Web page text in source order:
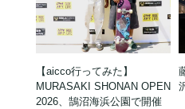
【aicco行ってみた】
MURASAKI SHONAN OPEN
2026、鵠沼海浜公園で開催